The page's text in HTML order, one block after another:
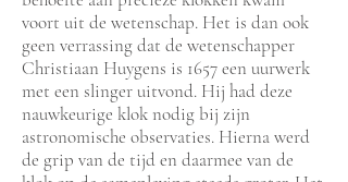
voort uit de wetenschap. Het is dan ook
geen verrassing dat de wetenschapper
Christiaan Huygens is 1657 een uurwerk
met een slinger uitvond. Hij had deze
nauwkeurige klok nodig bij zijn
astronomische observaties. Hierna werd
de grip van de tijd en daarmee van de